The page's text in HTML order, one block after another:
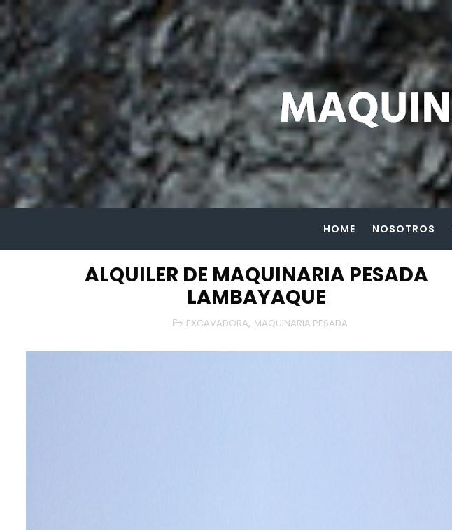
HOME NOSOTROS
ALQUILER DE MAQUINARIA PESADA
LAMBAYAQUE
EXCAVADORA, MAQUINARIA PESADA